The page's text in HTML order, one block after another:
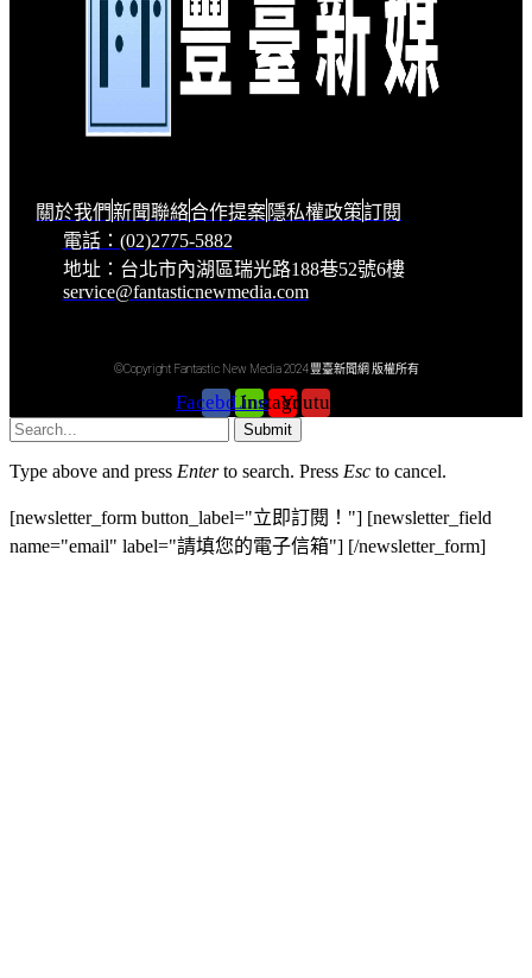
關於我們新聞聯絡合作提案隱私權政策訂閱
電話：(02)2775-5882
地址：台北市內湖區瑞光路188巷52號6樓
service@fantasticnewmedia.com
©Copyright Fantastic New Media 2024 豐臺新聞網 版權所有
Facebook
Line
Instagram
Youtube
Submit
Type above and press Enterto search. Press Esc to cancel.
[newsletter_form button_label="立即訂閱！"] [newsletter_field
name="email" label="請填您的電子信箱"] [/newsletter_form]